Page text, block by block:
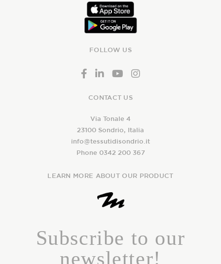
FOLLOW US
CONTACT US
Via Tonale 4
23100 Sondrio, Italia
info@tessutidisondrio.it
Phone 0342 200 367
LEARN MORE ABOUT OUR PRODUCT
Subscribe to our
newsletter!